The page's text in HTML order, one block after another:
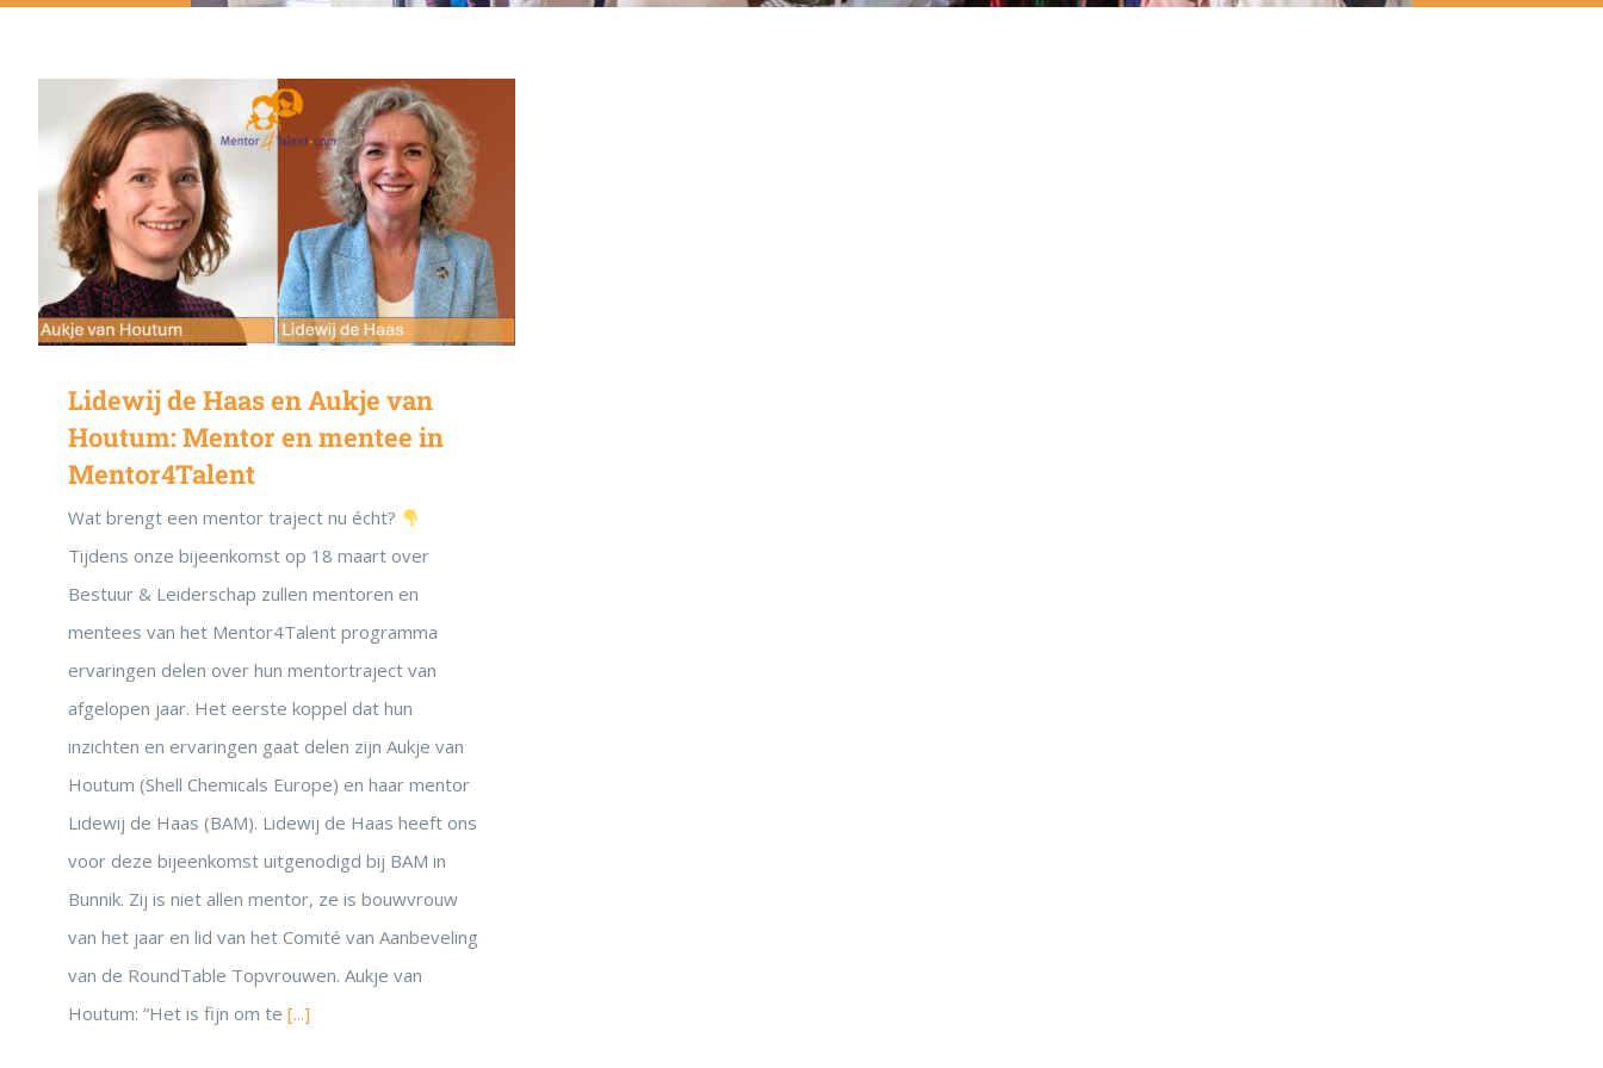
Lidewij de Haas en Aukje van
Houtum: Mentor en mentee in
Mentor4Talent
Wat brengt een mentor traject nu écht?
Tijdens onze bijeenkomst op 18 maart over
Bestuur & Leiderschap zullen mentoren en
mentees van het Mentor4Talent programma
ervaringen delen over hun mentortraject van
afgelopen jaar. Het eerste koppel dat hun
inzichten en ervaringen gaat delen zijn Aukje van
Houtum (Shell Chemicals Europe) en haar mentor
Lidewij de Haas (BAM). Lidewij de Haas heeft ons
voor deze bijeenkomst uitgenodigd bij BAM in
Bunnik. Zij is niet allen mentor, ze is bouwvrouw
van het jaar en lid van het Comité van Aanbeveling
van de RoundTable Topvrouwen. Aukje van
Houtum: “Het is fijn om te [...]